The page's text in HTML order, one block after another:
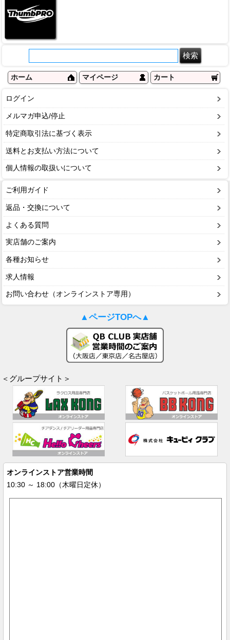
ホーム マイページ カート
ログイン
メルマガ申込/停止
特定商取引法に基づく表示
送料とお支払い方法について
個人情報の取扱いについて
ご利用ガイド
返品・交換について
よくある質問
実店舗のご案内
各種お知らせ
求人情報
お問い合わせ（オンラインストア専用）
▲ページTOPへ▲
＜グループサイト＞
オンラインストア営業時間
10:30 ～ 18:00（木曜日定休）